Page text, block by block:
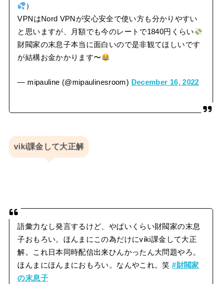
）
VPNはNord VPNが安心安全で使い方も分かりやすい
と思いますが、月額でも今のレートで1840円くらい
財閥家の末息子本当に面白いので是非観てほしいです
が結構お金かかります〜
— mipauline (@mipaulinesroom) December 16, 2022
viki課金して大正解
語彙力なし発言するけど、やばいくらい財閥家の末息
子おもろい。ほんまにこの為だけにviki課金して大正
解。これ日本同時配信出来ひんかったん大問題やろ。
ほんまにほんまにおもろい。なんやこれ。笑#財閥家
の末息子